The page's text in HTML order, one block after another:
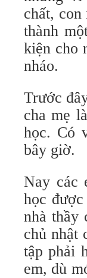
chất,
thành
kiện cho
nháo.
Trước
cha mẹ
học. Có
bây giờ.
Nay các
học
nhà thầy
chủ nhật
tập phải
em, dù